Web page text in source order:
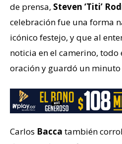
de prensa, Steven ‘Titi’
celebración fue una forma
icónico festejo, y que al
noticia en el camerino,
oración y guardó un minuto
Carlos Bacca también